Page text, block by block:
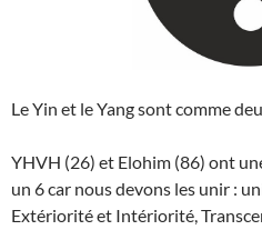
Le Yin et le Yang sont comme
YHVH (26) et Elohim (86) ont
un 6 car nous devons les unir :
Extériorité et Intériorité,